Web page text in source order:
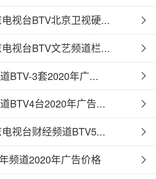
视台BTV北京卫视硬...
视台BTV文艺频道栏...
BTV-3套2020年广...
BTV4台2020年广告...
视台财经频道BTV5...
频道2020年广告价格